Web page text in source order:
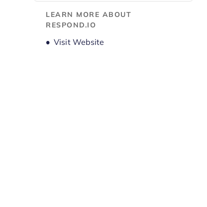
LEARN MORE ABOUT
RESPOND.IO
Visit Website
Opens new window